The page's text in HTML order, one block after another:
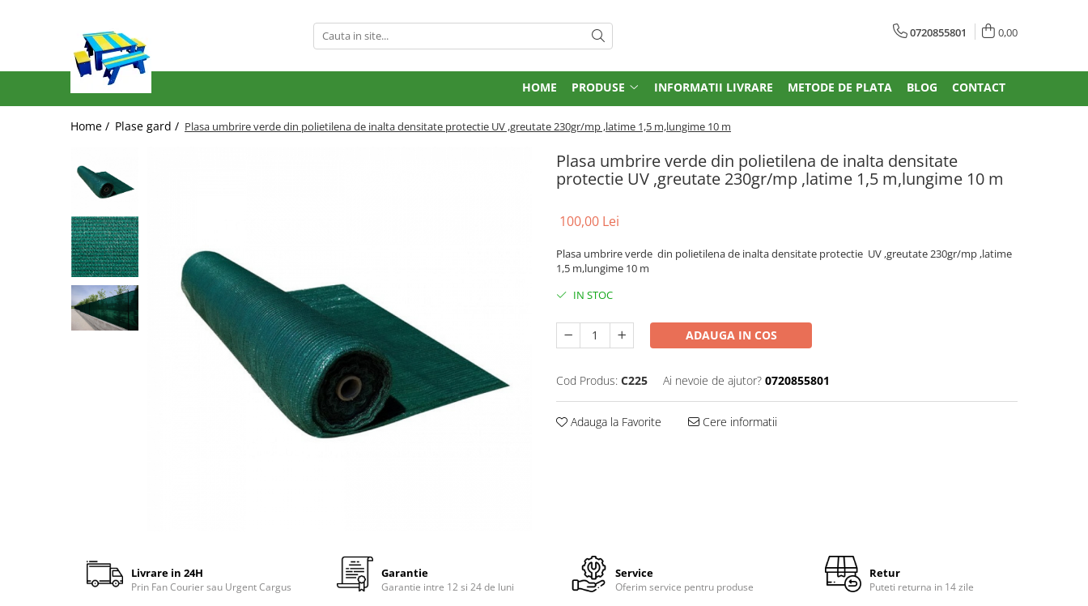
Produse
Plasa sarma galvanizata zincata
Sarma moale
Plase polietilena
Plase umbrire
Plase anti insecte
Plase anti pasari
Plase anti buruieni
Scule electrice
0720855801 0,00
HOME PRODUSE INFORMATII LIVRARE METODE DE PLATA BLOG CONTACT
Home / Plase gard / Plasa umbrire verde din polietilena de inalta densitate protectie UV ,greutate 230gr/mp ,latime 1,5 m,lungime 10 m
Plasa umbrire verde din polietilena de inalta densitate
protectie UV ,greutate 230gr/mp ,latime 1,5 m,lungime 10 m
100,00 Lei
Plasa umbrire verde din polietilena de inalta densitate protectie UV ,greutate 230gr/mp ,latime
1,5 m,lungime 10 m
IN STOC
ADAUGA IN COS
Cod Produs: C225 Ai nevoie de ajutor? 0720855801
Adauga la Favorite Cere informatii
Livrare in 24H
Prin Fan Courier sau Urgent Cargus
Garantie
Garantie intre 12 si 24 de luni
Service
Oferim service pentru produse
Retur
Puteti returna in 14 zile